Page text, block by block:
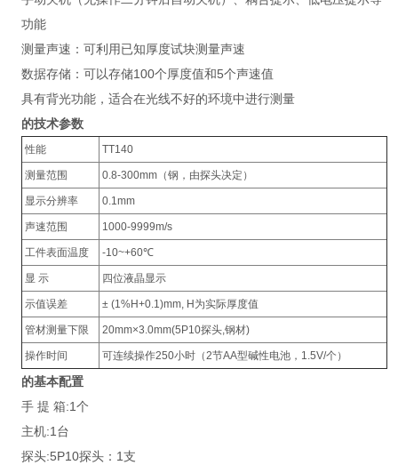
功能
测量声速：可利用已知厚度试块测量声速
数据存储：可以存储100个厚度值和5个声速值
具有背光功能，适合在光线不好的环境中进行测量
的技术参数
性能 TT140
测量范围 0.8-300mm（钢，由探头决定）
显示分辨率 0.1mm
声速范围 1000-9999m/s
工件表面温度 -10~+60℃
显 示 四位液晶显示
示值误差 ± (1%H+0.1)mm, H为实际厚度值
管材测量下限 20mm×3.0mm(5P10探头,钢材)
操作时间 可连续操作250小时（2节AA型碱性电池，1.5V/个）
的基本配置
手 提 箱:1个
主机:1台
探头:5P10探头：1支